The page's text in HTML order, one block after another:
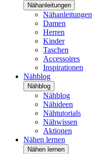
Nähanleitungen
Nähanleitungen
Damen
Herren
Kinder
Taschen
Accessoires
Inspirationen
Nähblog
Nähblog
Nähblog
Nähideen
Nähtutorials
Nähwissen
Aktionen
Nähen lernen
Nähen lernen